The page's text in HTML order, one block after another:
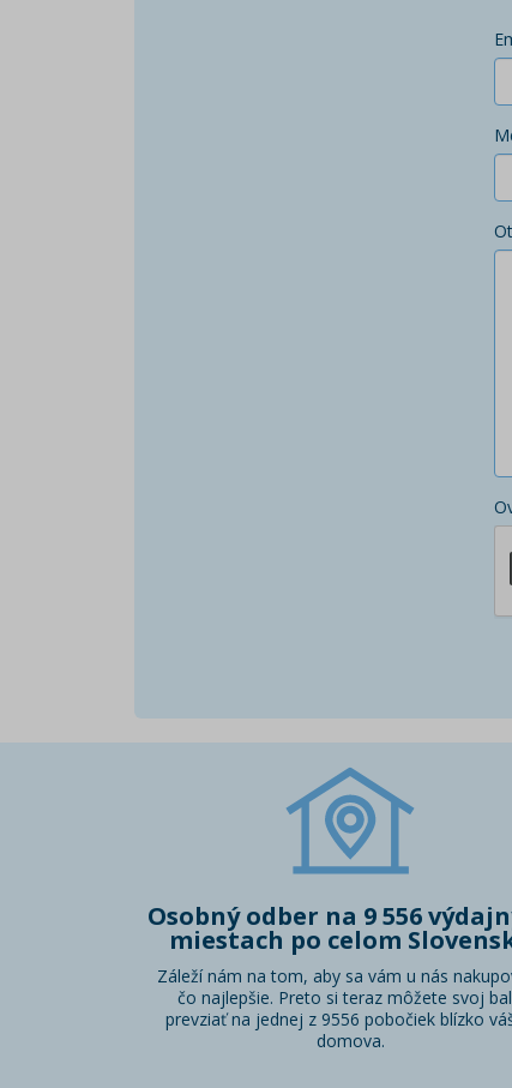
Osobný odber na 9 556
miestach po celom
Záleží nám na tom, aby sa vám u nás
čo najlepšie. Preto si teraz môžete svoj
prevziať na jednej z 9556 pobočiek blízko
domova.